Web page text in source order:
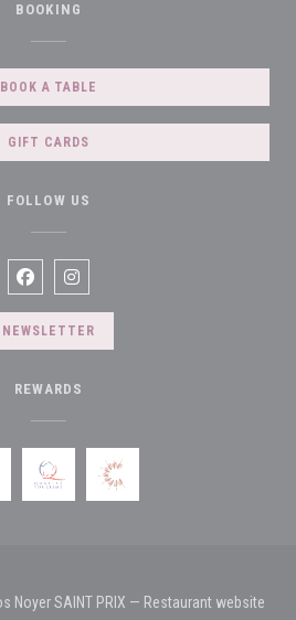
BOOKING
BOOK A TABLE
GIFT CARDS
FOLLOW US
Facebook ((opens in a new window))
Instagram ((opens in a new
NEWSLETTER
REWARDS
Noyer SAINT PRIX — Restaurant website